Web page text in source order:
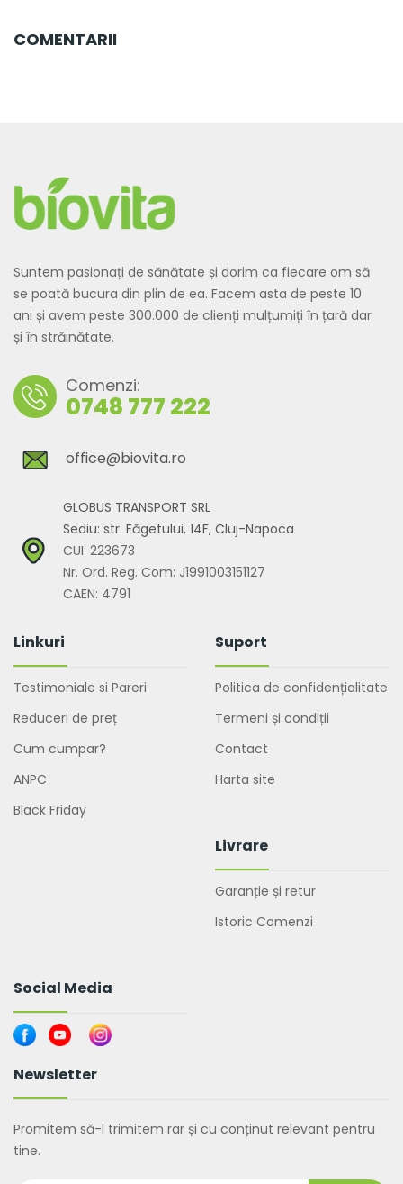
COMENTARII
Suntem pasionați de sănătate și dorim ca fiecare om să
se poată bucura din plin de ea. Facem asta de peste 10
ani și avem peste 300.000 de clienți mulțumiți în țară dar
și în străinătate.
Comenzi:
0748 777 222
office@biovita.ro
GLOBUS TRANSPORT SRL
Sediu: str. Făgetului, 14F, Cluj-Napoca
CUI: 223673
Nr. Ord. Reg. Com: J1991003151127
CAEN: 4791
Linkuri
Testimoniale si Pareri
Reduceri de preț
Cum cumpar?
ANPC
Black Friday
Suport
Politica de confidențialitate
Termeni și condiții
Contact
Harta site
Livrare
Garanție și retur
Istoric Comenzi
Social Media
Newsletter
Promitem să-l trimitem rar și cu conținut relevant pentru
tine.